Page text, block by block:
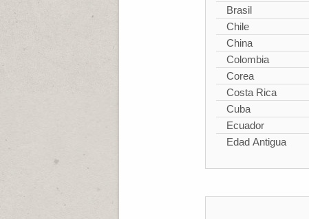
Brasil
Chile
China
Colombia
Corea
Costa Rica
Cuba
Ecuador
Edad Antigua